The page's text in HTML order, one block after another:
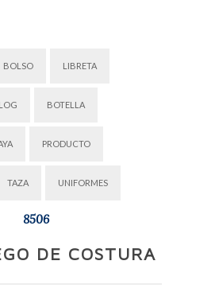
BOLSO LIBRETA
BOTELLA
PRODUCTO
TAZA UNIFORMES
8506
DE COSTURA